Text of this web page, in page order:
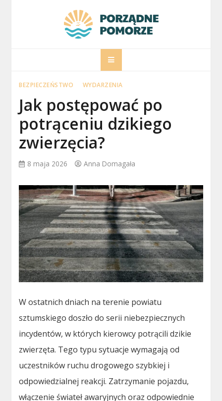
Informacje na temat Pomorza
BEZPIECZEŃSTWO WYDARZENIA
Jak postępować po
potrąceniu dzikiego
zwierzęcia?
8 maja 2026 Anna Domagała
W ostatnich dniach na terenie powiatu
sztumskiego doszło do serii niebezpiecznych
incydentów, w których kierowcy potrącili dzikie
zwierzęta. Tego typu sytuacje wymagają od
uczestników ruchu drogowego szybkiej i
odpowiedzialnej reakcji. Zatrzymanie pojazdu,
włączenie świateł awaryjnych oraz odpowiednie